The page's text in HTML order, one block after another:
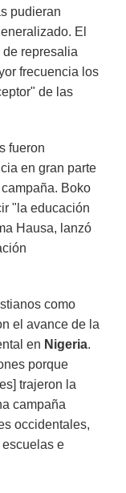
pudieran
El
represalia
frecuencia los
de las
fueron
en gran parte
Boko
"la educación
Hausa, lanzó
como
el avance de la
en Nigeria.
porque
trajeron la
campaña
occidentales,
escuelas e